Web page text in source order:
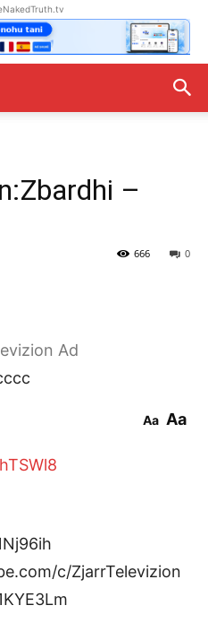
–
0
666
Ad
Aa Aa
c/ZjarrTelevizion